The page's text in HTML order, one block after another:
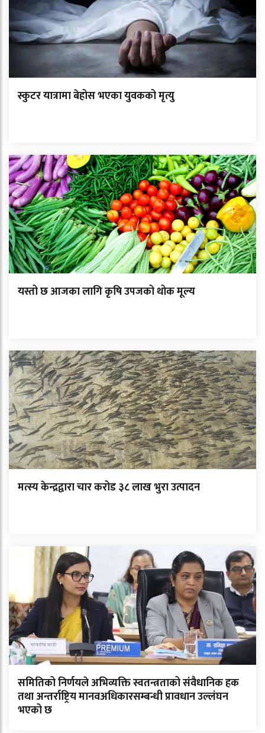
स्कुटर यात्रामा बेहोस भएका युवकको मृत्यु
यस्तो छ आजका लागि कृषि उपजको थोक मूल्य
मत्स्य केन्द्रद्वारा चार करोड ३८ लाख भुरा उत्पादन
समितिको निर्णयले अभिव्यक्ति स्वतन्त्रताको संवैधानिक हक
तथा अन्तर्राष्ट्रिय मानवअधिकारसम्बन्धी प्रावधान उल्लंघन
भएको छ